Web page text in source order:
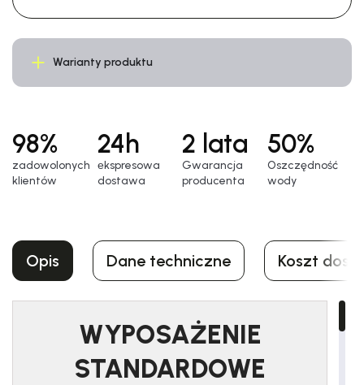
Warianty produktu
98%
zadowolonych
klientów
24h
еkspresowa
dostawa
2 lata
Gwarancja
producenta
50%
Oszczędność
wody
Opis Dane techniczne Koszt
WYPOSAŻENIE
STANDARDOWE